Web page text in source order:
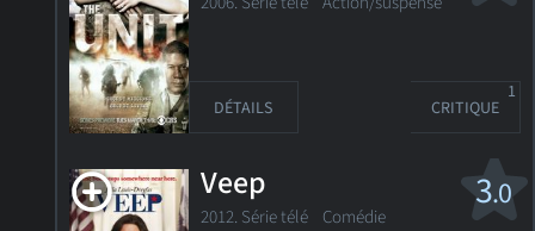
DÉTAILS CRITIQUE
1
3.0
Veep
2012. Série télé Comédie